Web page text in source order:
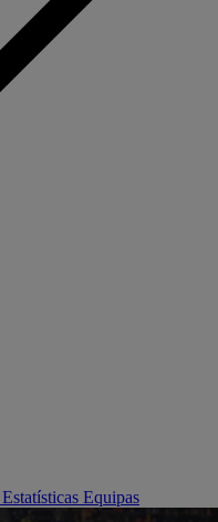
Estatísticas Equipas